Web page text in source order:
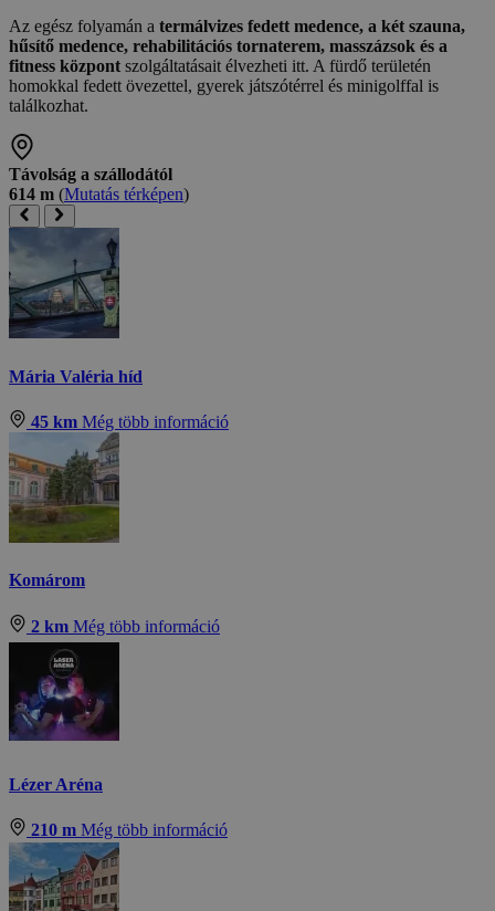
Az egész folyamán a termálvizes fedett medence, a két szauna,
hűsítő medence, rehabilitációs tornaterem, masszázsok és a
fitness központ szolgáltatásait élvezheti itt. A fürdő területén
homokkal fedett övezettel, gyerek játszótérrel és minigolffal is
találkozhat.
Távolság a szállodától
614 m (Mutatás térképen)
Mária Valéria híd
45 km Még több információ
Komárom
2 km Még több információ
Lézer Aréna
210 m Még több információ